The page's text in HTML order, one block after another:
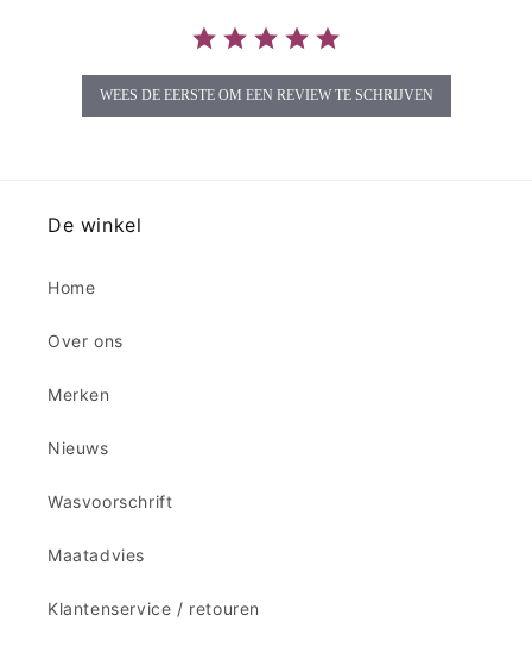
WEES DE EERSTE OM EEN REVIEW TE SCHRIJVEN
De winkel
Home
Over ons
Merken
Nieuws
Wasvoorschrift
Maatadvies
Klantenservice / retouren